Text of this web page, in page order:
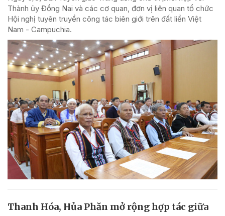
Thành ủy Đồng Nai và các cơ quan, đơn vị liên quan tổ chức
Hội nghị tuyên truyền công tác biên giới trên đất liền Việt
Nam - Campuchia.
Thanh Hóa, Hủa Phăn mở rộng hợp tác giữa